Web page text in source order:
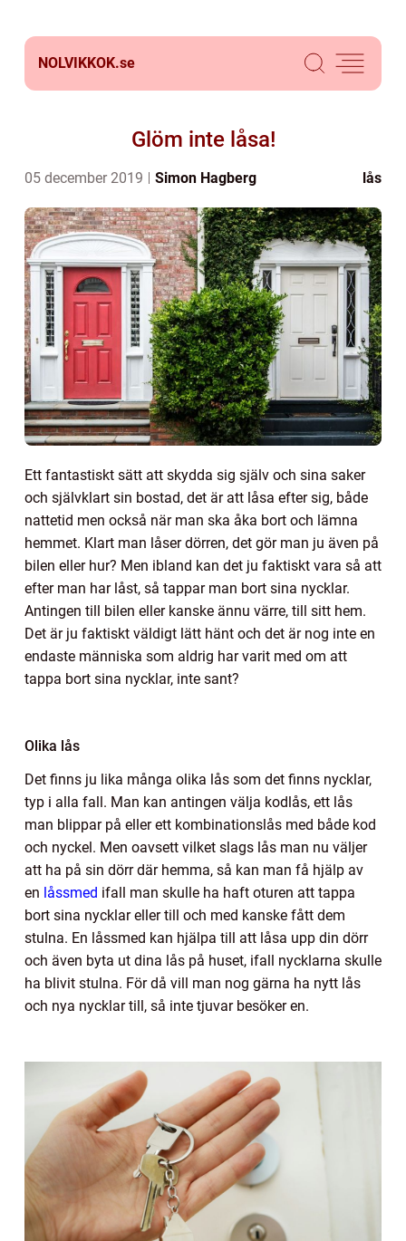
NOLVIKKOK.se
Glöm inte låsa!
05 december 2019 Simon Hagberg lås
Ett fantastiskt sätt att skydda sig själv och sina saker
och självklart sin bostad, det är att låsa efter sig, både
nattetid men också när man ska åka bort och lämna
hemmet. Klart man låser dörren, det gör man ju även på
bilen eller hur? Men ibland kan det ju faktiskt vara så att
efter man har låst, så tappar man bort sina nycklar.
Antingen till bilen eller kanske ännu värre, till sitt hem.
Det är ju faktiskt väldigt lätt hänt och det är nog inte en
endaste människa som aldrig har varit med om att
tappa bort sina nycklar, inte sant?
Olika lås
Det finns ju lika många olika lås som det finns nycklar,
typ i alla fall. Man kan antingen välja kodlås, ett lås
man blippar på eller ett kombinationslås med både kod
och nyckel. Men oavsett vilket slags lås man nu väljer
att ha på sin dörr där hemma, så kan man få hjälp av
en låssmed ifall man skulle ha haft oturen att tappa
bort sina nycklar eller till och med kanske fått dem
stulna. En låssmed kan hjälpa till att låsa upp din dörr
och även byta ut dina lås på huset, ifall nycklarna skulle
ha blivit stulna. För då vill man nog gärna ha nytt lås
och nya nycklar till, så inte tjuvar besöker en.